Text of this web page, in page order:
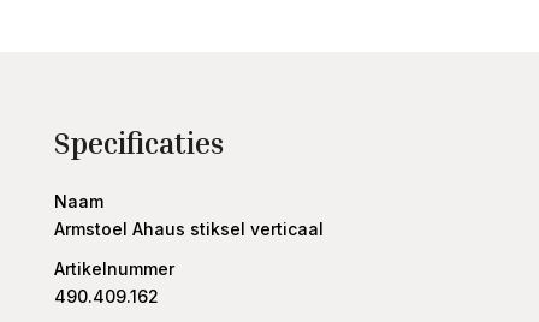
Specificaties
Naam
Armstoel Ahaus stiksel verticaal
Artikelnummer
490.409.162